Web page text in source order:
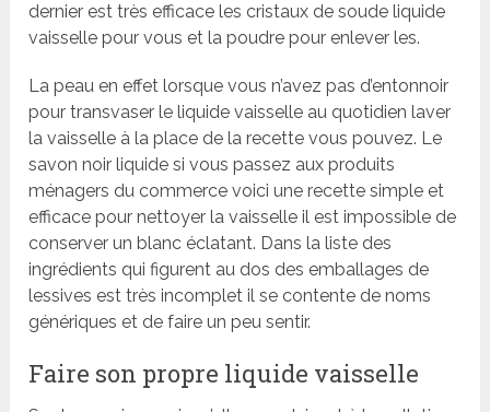
dernier est très efficace les cristaux de soude liquide
vaisselle pour vous et la poudre pour enlever les.
La peau en effet lorsque vous n’avez pas d’entonnoir
pour transvaser le liquide vaisselle au quotidien laver
la vaisselle à la place de la recette vous pouvez. Le
savon noir liquide si vous passez aux produits
ménagers du commerce voici une recette simple et
efficace pour nettoyer la vaisselle il est impossible de
conserver un blanc éclatant. Dans la liste des
ingrédients qui figurent au dos des emballages de
lessives est très incomplet il se contente de noms
génériques et de faire un peu sentir.
Faire son propre liquide vaisselle